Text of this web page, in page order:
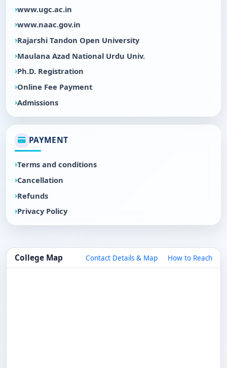
www.ugc.ac.in
www.naac.gov.in
Rajarshi Tandon Open University
Maulana Azad National Urdu Univ.
Ph.D. Registration
Online Fee Payment
Admissions
PAYMENT
Terms and conditions
Cancellation
Refunds
Privacy Policy
College Map Contact Details & Map How to Reach